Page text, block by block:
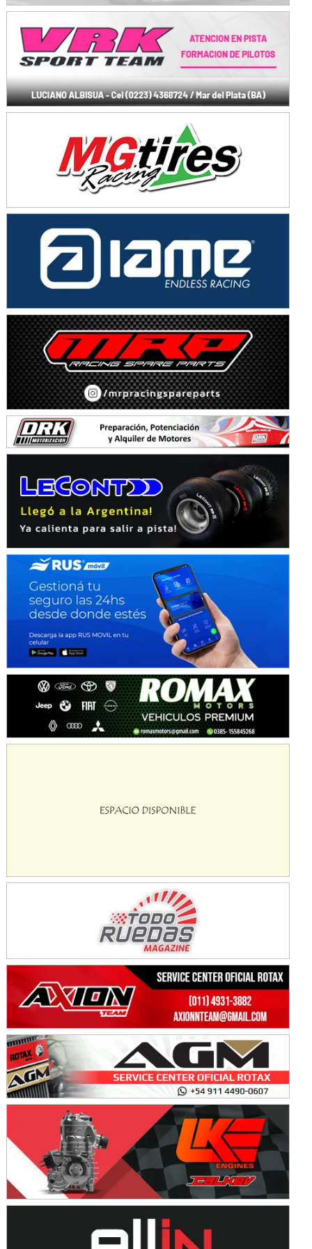
KDO - F6
Ciudad de Trenque Lauquen (Asfalto)
Trenque Lauquen (Buenos Aires)
ENTRERRIANO - F6 (POSTERGADA)
Parque de la Velocidad (Asfalto)
Villaguay (Entre Ríos)
Victoria (Entre Ríos)
PATAGONICO - F6
Moto Club Reginense (Tierra)
CSK - F7
Juventud Unida (Tierra)
Humboldt (Santa Fe)
NORESTE SANTAFESINO - F6
Ciudad de Avellaneda (Asfalto)
SUR SANTAFESINO - F4
José Samuel Sánchez (Tierra)
Rufino (Santa Fe)
TUCUMANO - F5
Juan Navarro (Asfalto)
El Timbó (Tucumán)